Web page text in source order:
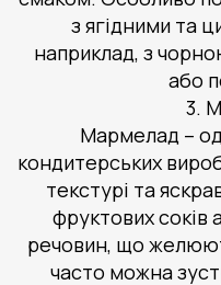
з ягідними та
наприклад, з
або
3.
Мармелад –
кондитерських
текстурі та
фруктових
речовин, що
часто можна